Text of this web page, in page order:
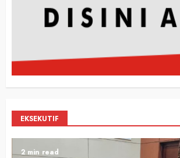
EKSEKUTIF
2 min read